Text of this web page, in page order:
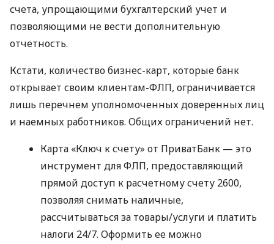
счета, упрощающими бухгалтерский учет и
позволяющими не вести дополнительную
отчетность.
Кстати, количество бизнес-карт, которые банк
открывает своим клиентам-ФЛП, ограничивается
лишь перечнем уполномоченных доверенных лиц
и наемных работников. Общих ограничений нет.
Карта «Ключ к счету» от ПриватБанк — это
инструмент для ФЛП, предоставляющий
прямой доступ к расчетному счету 2600,
позволяя снимать наличные,
рассчитываться за товары/услуги и платить
налоги 24/7. Оформить ее можно